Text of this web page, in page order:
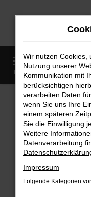
Zum
MENÜ
Startseite
Fehler:
Beim Laden ist
Hier sind ein
Wir nutzen Cookies,
Nutzung unserer
Kommunikation mit
berücksichtigen
verarbeiten Daten
wenn Sie uns Ihre
einem späteren
Sie die Einwilligung
Weitere
Datenverarbeitung
Impressum
Folgende Kategorien